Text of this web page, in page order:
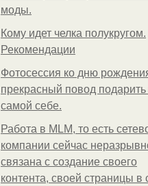
моды.
Кому идет челка полукругом.
Рекомендации
Фотосессия ко дню
прекрасный повод
самой себе.
Работа в MLM, то есть
компании сейчас
связана с создание своего
контента, своей страницы в